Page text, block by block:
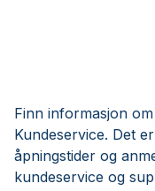
Finn informasjon
Kundeservice. Det
åpningstider og
kundeservice og